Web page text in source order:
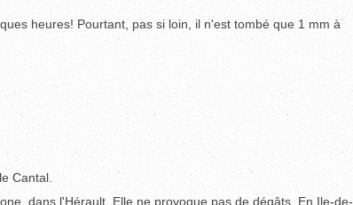
heures! Pourtant, pas si loin, il n'est tombé que 1 mm à
Cantal.
dans l'Hérault. Elle ne provoque pas de dégâts. En Ile-de-